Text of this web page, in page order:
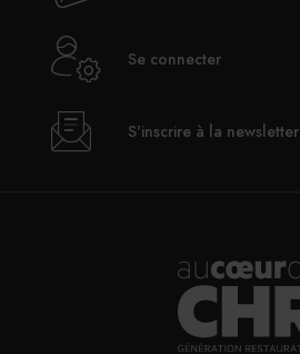
Se connecter
S'inscrire à la newsletter